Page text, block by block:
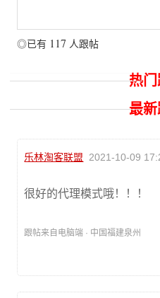
◎已有 117 人跟帖
热
最
乐林淘客联盟 2021-10-09
很好的代理模式哦！！！
跟帖来自电脑端 · 中国福建泉州